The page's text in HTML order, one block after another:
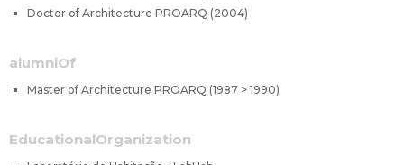
Doctor of Architecture PROARQ (2004)
alumniOf
Master of Architecture PROARQ (1987 > 1990)
EducationalOrganization